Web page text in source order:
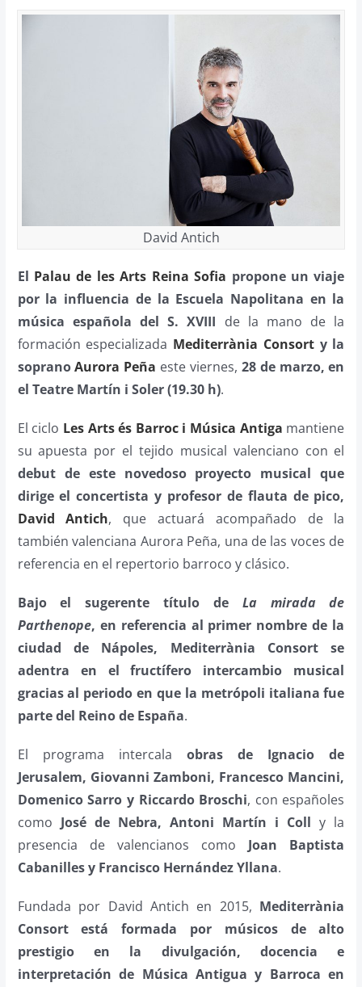
David Antich
El Palau de les Arts Reina Sofia propone un viaje
por la influencia de la Escuela Napolitana en la
música española del S. XVIII de la mano de la
formación especializada Mediterrània Consorty la
sopranoAurora Peña este viernes, 28 de marzo, en
el Teatre Martín i Soler (19.30 h).
El ciclo Les Arts és Barroc i Música Antiga mantiene
su apuesta por el tejido musical valenciano con el
debut de este novedoso proyecto musical que
dirige el concertista y profesor de flauta de pico,
David Antich, que actuará acompañado de la
también valenciana Aurora Peña, una de las voces de
referencia en el repertorio barroco y clásico.
Bajo el sugerente título de La mirada de
Parthenope, en referencia al primer nombre de la
ciudad de Nápoles, Mediterrània Consort se
adentra en el fructífero intercambio musical
gracias al periodo en que la metrópoli italiana fue
parte del Reino de España.
El programa intercala obras de Ignacio de
Jerusalem, Giovanni Zamboni, Francesco Mancini,
Domenico Sarro y Riccardo Broschi, con españoles
como José de Nebra, Antoni Martín i Coll y la
presencia de valencianos comoJoan Baptista
Cabanilles y Francisco Hernández Yllana.
Fundada por David Antich en 2015, Mediterrània
Consort está formada por músicos de alto
prestigio en la divulgación, docencia e
interpretación de Música Antigua y Barroca en